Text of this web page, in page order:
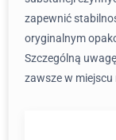
zapewnić
oryginalnym
Szczególną
zawsze w